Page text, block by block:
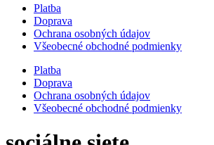
Platba
Doprava
Ochrana osobných údajov
Všeobecné obchodné podmienky
Platba
Doprava
Ochrana osobných údajov
Všeobecné obchodné podmienky